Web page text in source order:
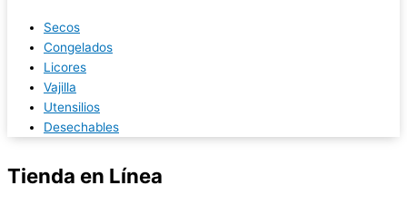
Secos
Congelados
Licores
Vajilla
Utensilios
Desechables
Tienda en Línea